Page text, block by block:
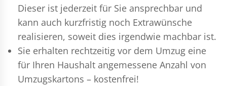
Dieser ist jederzeit für Sie ansprechbar und
kann auch kurzfristig noch Extrawünsche
realisieren, soweit dies irgendwie machbar ist.
Sie erhalten rechtzeitig vor dem Umzug eine
für Ihren Haushalt angemessene Anzahl von
Umzugskartons – kostenfrei!